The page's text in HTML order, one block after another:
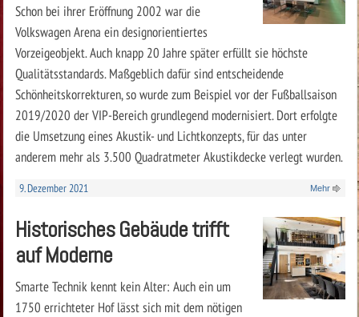
Schon bei ihrer Eröffnung 2002 war die
Volkswagen Arena ein designorientiertes
Vorzeigeobjekt. Auch knapp 20 Jahre später erfüllt sie höchste
Qualitätsstandards. Maßgeblich dafür sind entscheidende
Schönheitskorrekturen, so wurde zum Beispiel vor der Fußballsaison
2019/2020 der VIP-Bereich grundlegend modernisiert. Dort erfolgte
die Umsetzung eines Akustik- und Lichtkonzepts, für das unter
anderem mehr als 3.500 Quadratmeter Akustikdecke verlegt wurden.
9. Dezember 2021 Mehr
Historisches Gebäude trifft
auf Moderne
Smarte Technik kennt kein Alter: Auch ein um
1750 errichteter Hof lässt sich mit dem nötigen